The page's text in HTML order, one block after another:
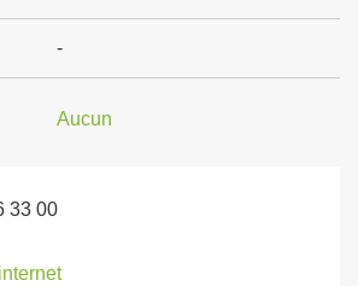
-
Aucun
33 00